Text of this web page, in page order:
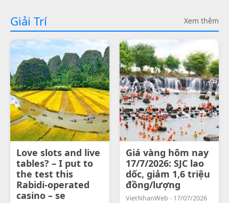
Giải Trí Xem thêm
Love slots and live
tables? – I put to
the test this
Rabidi-operated
casino – se
Giá vàng hôm nay
17/7/2026: SJC lao
dốc, giảm 1,6 triệu
đồng/lượng
VietNhanWeb - 17/07/2026